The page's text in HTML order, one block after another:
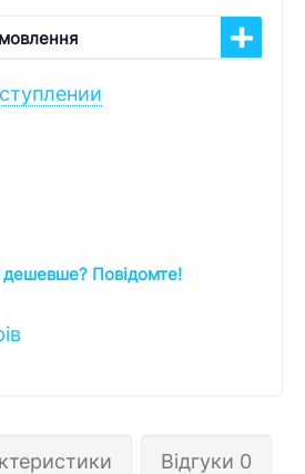
Повідомте!
Відгуки 0